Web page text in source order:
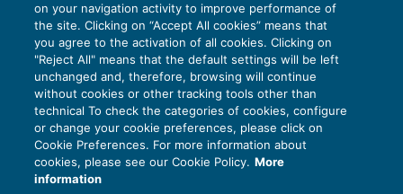
27 Luglio 2026
di Diego BarberieStefano Dovier
Privacy Policy
Cookie Policy
on your navigation activity to improve performance of
the site. Clicking on “Accept All cookies” means that
you agree to the activation of all cookies. Clicking on
"Reject All" means that the default settings will be left
unchanged and, therefore, browsing will continue
without cookies or other tracking tools other than
technical To check the categories of cookies, configure
or change your cookie preferences, please click on
Cookie Preferences. For more information about
cookies, please see our Cookie Policy. More
information